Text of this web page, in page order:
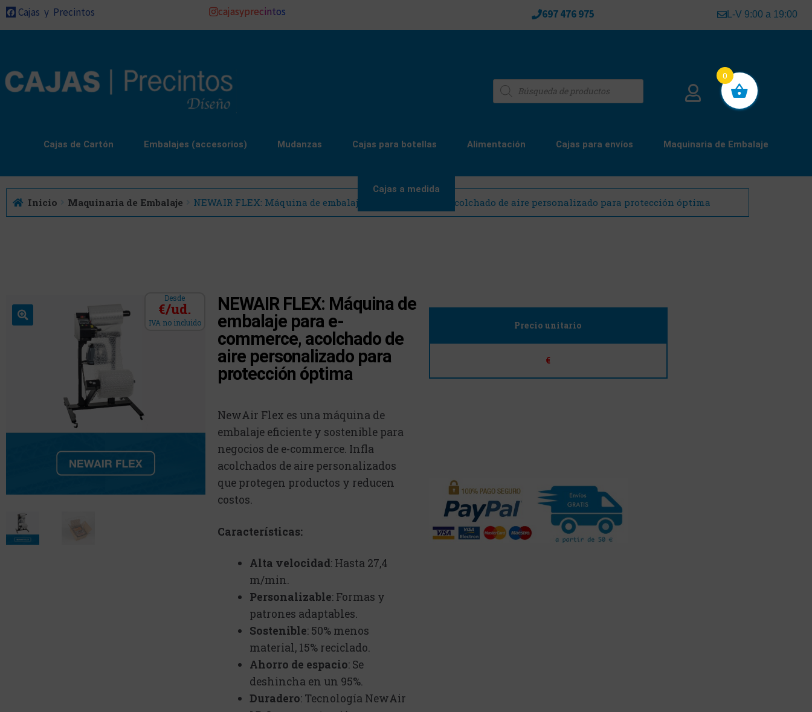
Cajas y Precintos cajasyprecintos 697 476 975 L-V 9:00 a 19:00
Cajas de Cartón Embalajes (accesorios) Mudanzas Cajas para botellas Alimentación Cajas para envíos Maquinaria de Embalaje
Cajas a medida
Inicio Maquinaria de Embalaje NEWAIR FLEX: Máquina de embalaje para e-commerce, acolchado de aire personalizado para protección óptima
Desde
€/ud.
IVA no incluido
NEWAIR FLEX: Máquina de
embalaje para e-
commerce, acolchado de
aire personalizado para
protección óptima
NewAir Flex es una máquina de
embalaje eficiente y sostenible para
negocios de e-commerce. Infla
acolchados de aire personalizados
que protegen productos y reducen
costos.
Características:
Alta velocidad: Hasta 27,4
m/min.
Personalizable: Formas y
patrones adaptables.
Sostenible: 50% menos
material, 15% reciclado.
Ahorro de espacio: Se
deshincha en un 95%.
Duradero: Tecnología NewAir
Precio unitario
€
0